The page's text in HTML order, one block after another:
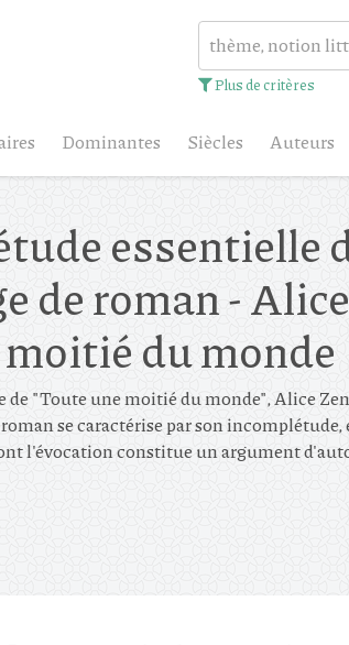
Plus de critères
Dominantes Siècles Auteurs
essentielle
de roman -
du monde
de "Toute une moitié du monde", Alice
se caractérise par son
l'évocation constitue un argument